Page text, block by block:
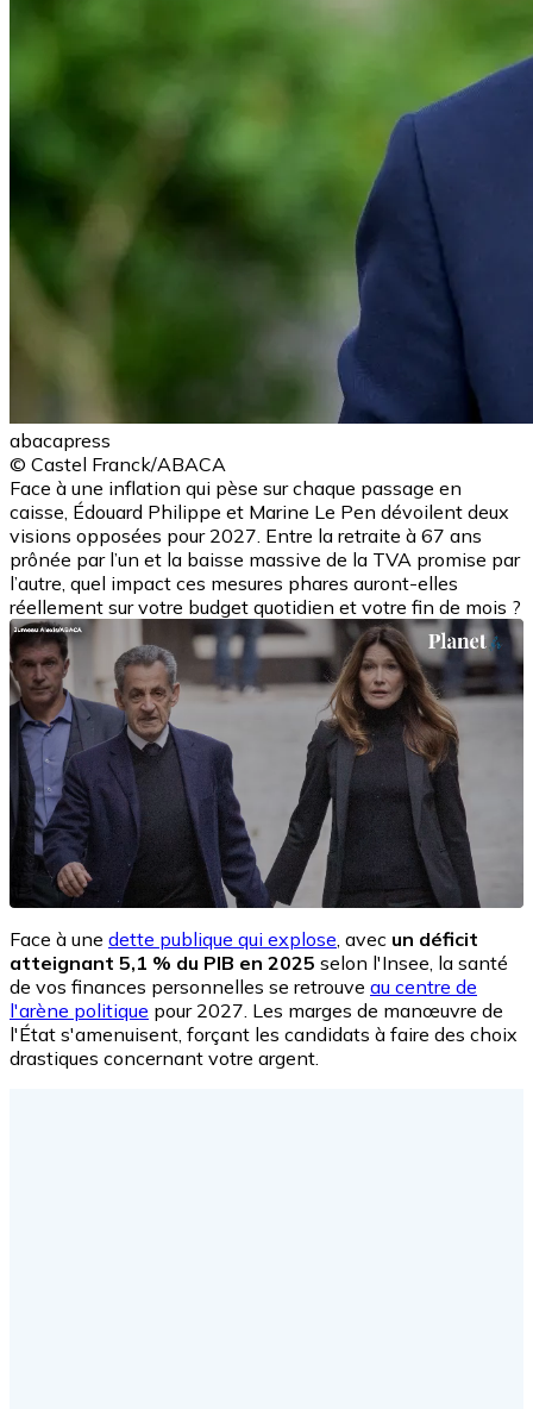
abacapress
© Castel Franck/ABACA
Face à une inflation qui pèse sur chaque passage en
caisse, Édouard Philippe et Marine Le Pen dévoilent deux
visions opposées pour 2027. Entre la retraite à 67 ans
prônée par l’un et la baisse massive de la TVA promise par
l’autre, quel impact ces mesures phares auront-elles
réellement sur votre budget quotidien et votre fin de mois ?
Face à une dette publique qui explose , avec un déficit
atteignant 5,1 % du PIB en 2025 selon l'Insee, la santé
de vos finances personnelles se retrouve au centre de
l'arène politique pour 2027. Les marges de manœuvre de
l'État s'amenuisent, forçant les candidats à faire des choix
drastiques concernant votre argent.